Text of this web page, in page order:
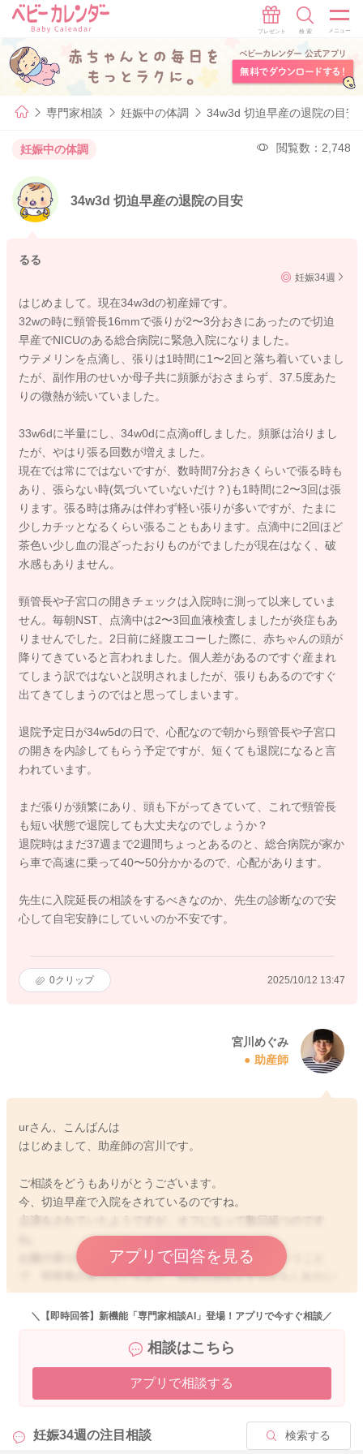
専門家相談 妊娠中の体調 34w3d 切迫早産の退院の目安
妊娠中の体調 閲覧数：2,748
34w3d 切迫早産の退院の目安
るる
妊娠34週
はじめまして。現在34w3dの初産婦です。
32wの時に頸管長16mmで張りが2〜3分おきにあったので切迫
早産でNICUのある総合病院に緊急入院になりました。
ウテメリンを点滴し、張りは1時間に1〜2回と落ち着いていまし
たが、副作用のせいか母子共に頻脈がおさまらず、37.5度あた
りの微熱が続いていました。
33w6dに半量にし、34w0dに点滴offしました。頻脈は治りまし
たが、やはり張る回数が増えました。
現在では常にではないですが、数時間7分おきくらいで張る時も
あり、張らない時(気づいていないだけ？)も1時間に2〜3回は張
ります。張る時は痛みは伴わず軽い張りが多いですが、たまに
少しカチッとなるくらい張ることもあります。点滴中に2回ほど
茶色い少し血の混ざったおりものがでましたが現在はなく、破
水感もありません。
頸管長や子宮口の開きチェックは入院時に測って以来していま
せん。毎朝NST、点滴中は2〜3回血液検査しましたが炎症もあ
りませんでした。2日前に経腹エコーした際に、赤ちゃんの頭が
降りてきていると言われました。個人差があるのですぐ産まれ
てしまう訳ではないと説明されましたが、張りもあるのですぐ
出てきてしまうのではと思ってしまいます。
退院予定日が34w5dの日で、心配なので朝から頸管長や子宮口
の開きを内診してもらう予定ですが、短くても退院になると言
われています。
まだ張りが頻繁にあり、頭も下がってきていて、これで頸管長
も短い状態で退院しても大丈夫なのでしょうか？
退院時はまだ37週まで2週間ちょっとあるのと、総合病院が家か
ら車で高速に乗って40〜50分かかるので、心配があります。
先生に入院延長の相談をするべきなのか、先生の診断なので安
心して自宅安静にしていいのか不安です。
0クリップ 2025/10/12 13:47
宮川めぐみ
助産師
urさん、こんばんは
はじめまして、助産師の宮川です。
ご相談をどうもありがとうございます。
今、切迫早産で入院をされているのですね。
点滴をされていたようですが、オフになって数日経つのです
お腹の張りがどんどん増していくことはなかったということ
で、頚管長の長さなどをみて、明後日退院をするかもしれない
のですね。
ご不安だと思います。
先生にもご不安なお気持ちを伝えられるといいと思いますよ。
そうすると安心できることもあるかもしれません。
アプリで回答を見る
＼【即時回答】新機能「専門家相談AI」登場！アプリで今すぐ相談／
相談はこちら
アプリで相談する
妊娠34週の注目相談 検索する